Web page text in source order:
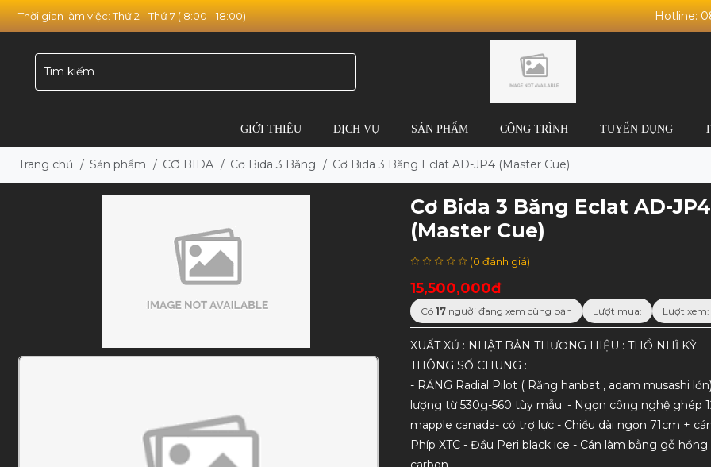
Thời gian làm việc: Thứ 2 - Thứ 7 ( 8:00 - 18:00) Hotline:
GIỚI THIỆU DỊCH VỤ SẢN PHẨM CÔNG TRÌNH TUYỂN DỤNG
Trang chủ / Sản phẩm / CƠ BIDA / Cơ Bida 3 Băng / Cơ Bida 3 Băng Eclat AD-JP4 (Master Cue)
Cơ Bida 3 Băng Eclat AD-JP4
(Master Cue)
(0 đánh giá)
15,500,000đ
Có17 người đang xem cùng bạn Lượt mua: Lượt xem:
XUẤT XỨ : NHẬT BẢN THƯƠNG HIỆU : THỔ NHĨ KỲ
THÔNG SỐ CHUNG :
- RĂNG Radial Pilot ( Răng hanbat , adam musashi
lượng từ 530g-560 tùy mẫu. - Ngọn công nghệ ghép
mapple canada- có trợ lực - Chiều dài ngọn 71cm +
Phíp XTC - Đầu Peri black ice - Cán làm bằng gỗ